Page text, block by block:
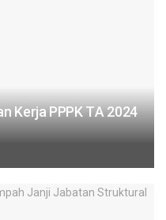
Kerja PPPK TΑ 2024